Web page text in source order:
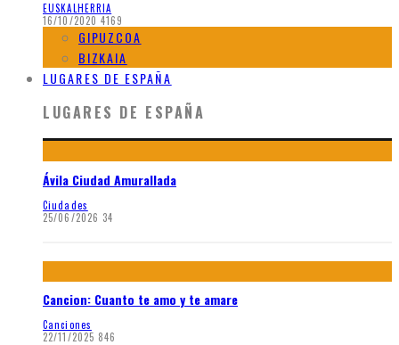
EUSKALHERRIA
16/10/2020 4169
GIPUZCOA
BIZKAIA
LUGARES DE ESPAÑA
LUGARES DE ESPAÑA
Ávila Ciudad Amurallada
Ciudades
25/06/2026 34
Cancion: Cuanto te amo y te amare
Canciones
22/11/2025 846